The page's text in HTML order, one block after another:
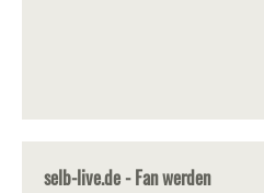
selb-live.de - Fan werden